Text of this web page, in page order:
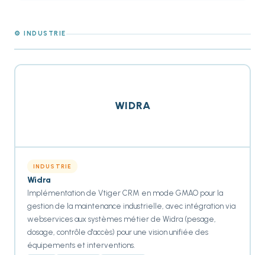
⚙️ INDUSTRIE
WIDRA
INDUSTRIE
Widra
Implémentation de Vtiger CRM en mode GMAO pour la
gestion de la maintenance industrielle, avec intégration via
webservices aux systèmes métier de Widra (pesage,
dosage, contrôle d'accès) pour une vision unifiée des
équipements et interventions.